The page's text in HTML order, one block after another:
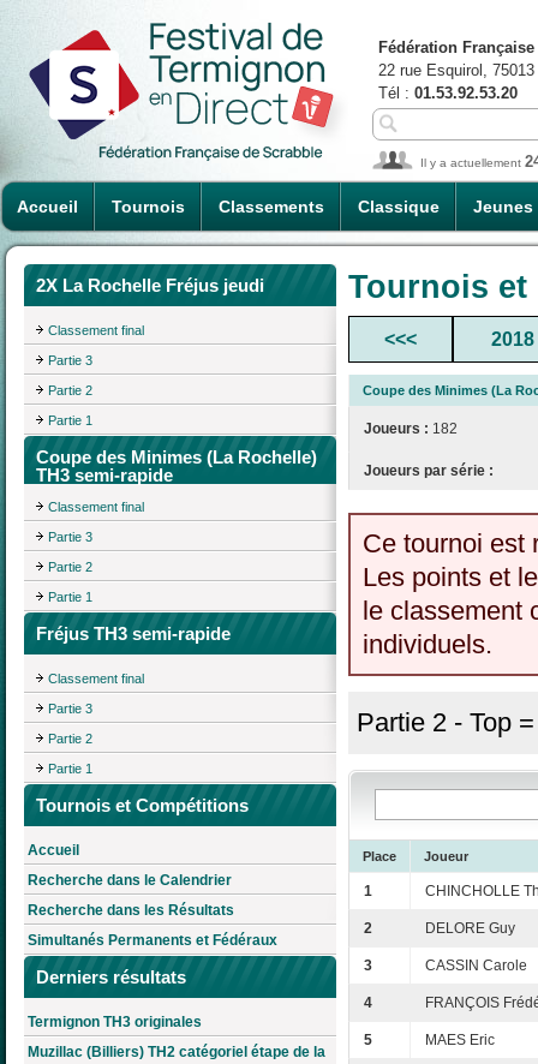
Accueil Tournois Classements Classique Jeunes
Fédération
22 rue Esquirol,
Tél : 01.53.92.53.20
Il y a actuellement
2X La Rochelle Fréjus jeudi
Classement final
Partie 3
Partie 2
Partie 1
Coupe des Minimes (La Rochelle)
TH3 semi-rapide
Classement final
Partie 3
Partie 2
Partie 1
Fréjus TH3 semi-rapide
Classement final
Partie 3
Partie 2
Partie 1
Tournois et Compétitions
Accueil
Recherche dans le Calendrier
Recherche dans les Résultats
Simultanés Permanents et Fédéraux
Derniers résultats
Termignon TH3 originales
Muzillac (Billiers) TH2 catégoriel étape de la
Tournois
<<< 2018
Coupe des Minimes (La
Joueurs : 182
Joueurs par série :
Ce tournoi est
Les points et
le classement
individuels.
Partie 2 - Top
Place Joueur
1 CHINCHOLLE
2 DELORE Guy
3 CASSIN Carole
4 FRANÇOIS
5 MAES Eric